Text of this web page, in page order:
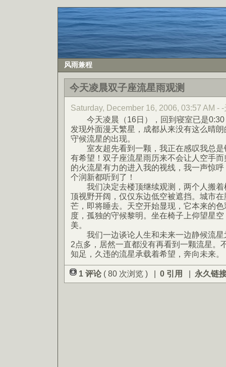
风雨兼程
今天凌晨双子座流星雨观测
Saturday, December 16, 2006, 03:57 AM -
今天凌晨（16日），回到寝室已是0:30
发现外面漫天繁星，成都从来没有这么晴
守候流星的出现。
室友超先看到一颗，我正在感叹我总是
有希望！双子座流星雨历来不会让人空手
的火流星有力的进入我的视线，我一声惊
个润新都听到了！
我们决定去楼顶继续观测，两个人搬着
顶视野开阔，仅仅东边低空被遮挡。城市
芒，即将睡去。天空开始显现，它本来的
度，孤独的守候黎明。坐在椅子上仰望星
美。
我们一边谈论人生和未来一边静候流星
2点多，居然一直都没有再看到一颗流星。
知足，久违的流星承载着希望，奔向未来。
1 评论 ( 80 次浏览 ) | 0 引用 | 永久链